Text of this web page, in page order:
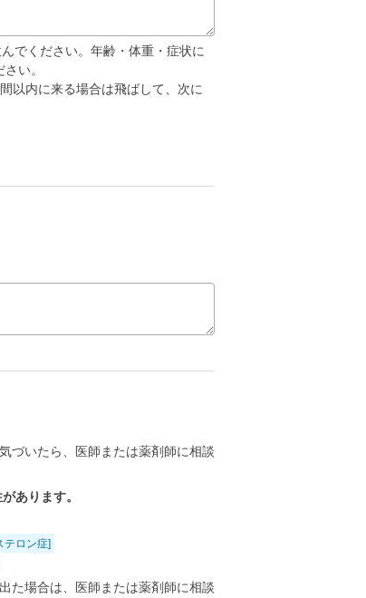
でください。年齢・体重・症状に
い。
以内に来る場合は飛ばして、次に
づいたら、医師または薬剤師に相談
あります。
テロン症]
た場合は、医師または薬剤師に相談